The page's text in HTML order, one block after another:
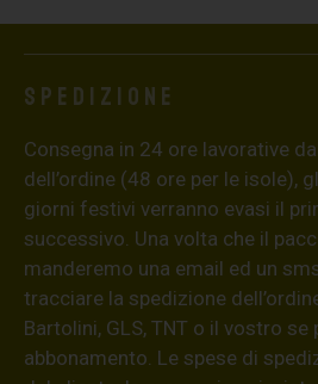
Spedizione
Consegna in 24 ore lavorative
dell’ordine (48 ore per le isole),
giorni festivi verranno evasi il
successivo. Una volta che il
manderemo una email ed un
tracciare la spedizione
Bartolini, GLS, TNT o il vostro se
abbonamento. Le spese di